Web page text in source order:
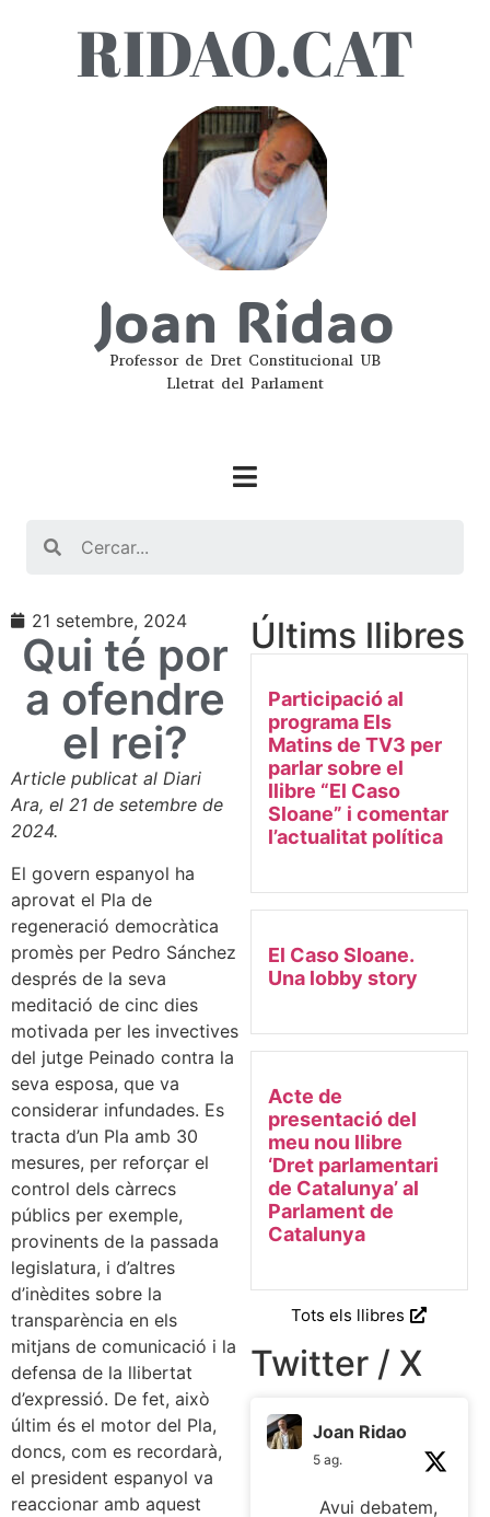
RIDAO.CAT
Joan Ridao
Professor de Dret Constitucional UB
Lletrat del Parlament
21 setembre, 2024
Qui té por
a ofendre
el rei?
Article publicat al Diari
Ara, el 21 de setembre de
2024.
El govern espanyol ha
aprovat el Pla de
regeneració democràtica
promès per Pedro Sánchez
després de la seva
meditació de cinc dies
motivada per les invectives
del jutge Peinado contra la
seva esposa, que va
considerar infundades. Es
tracta d’un Pla amb 30
mesures, per reforçar el
control dels càrrecs
públics per exemple,
provinents de la passada
legislatura, i d’altres
d’inèdites sobre la
transparència en els
mitjans de comunicació i la
defensa de la llibertat
d’expressió. De fet, això
últim és el motor del Pla,
doncs, com es recordarà,
el president espanyol va
reaccionar amb aquest
Últims llibres
Participació al
programa Els
Matins de TV3 per
parlar sobre el
llibre “El Caso
Sloane” i comentar
l’actualitat política
El Caso Sloane.
Una lobby story
Acte de
presentació del
meu nou llibre
‘Dret parlamentari
de Catalunya’ al
Parlament de
Catalunya
Tots els llibres
Twitter / X
Joan Ridao
5 ag.
Avui debatem,